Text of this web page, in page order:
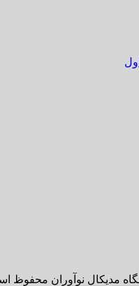
مدیکال نوآوران محفوظ